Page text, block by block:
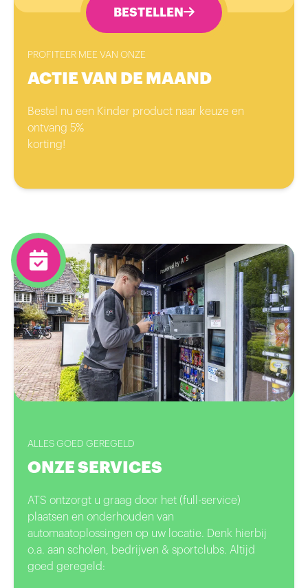
BESTELLEN
PROFITEER MEE VAN ONZE
ACTIE VAN DE MAAND
Bestel nu een Kinder product naar keuze en
ontvang 5%
korting!
ALLES GOED GEREGELD
ONZE SERVICES
ATS ontzorgt u graag door het (full-service)
plaatsen en onderhouden van
automaatoplossingen op uw locatie. Denk hierbij
o.a. aan scholen, bedrijven & sportclubs. Altijd
goed geregeld: